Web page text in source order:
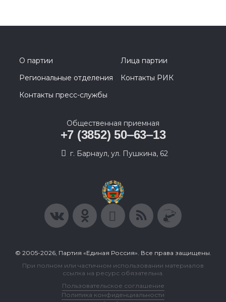
О партии
Лица партии
Региональные отделения
Контакты РИК
Контакты пресс-службы
Общественная приемная
+7 (3852) 50‒63‒13
г. Барнаул, ул. Пушкина, 62
© 2005-2026, Партия «Единая Россия». Все права защищены.
При полном или частичном использовании материалов
ссылка на ресурс обязательна.
Пользовательское соглашение
Политика конфиденциальности